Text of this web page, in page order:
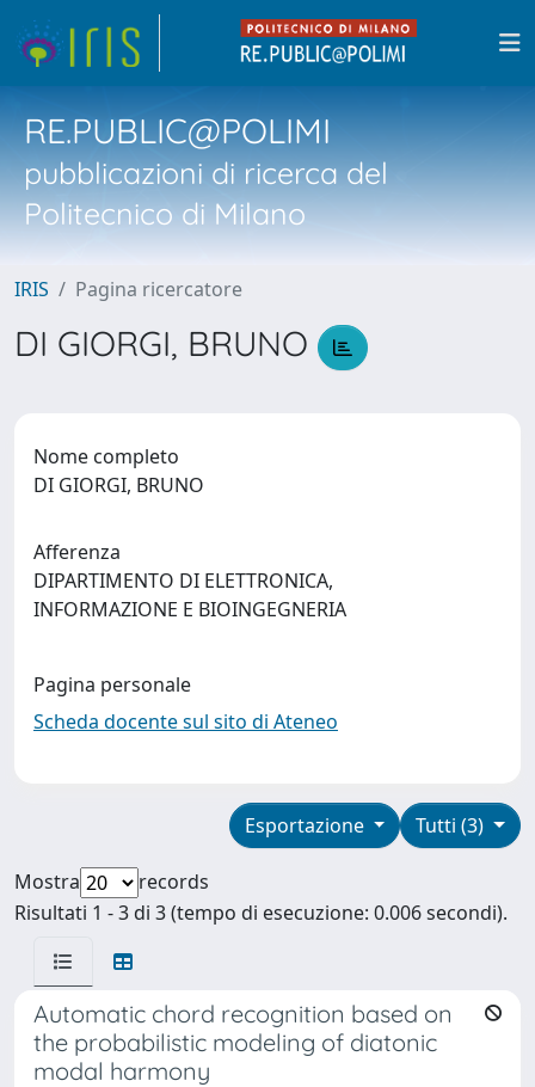
RE.PUBLIC@POLIMI
pubblicazioni di ricerca del
Politecnico di Milano
IRIS Pagina ricercatore
DI GIORGI, BRUNO
Nome completo
DI GIORGI, BRUNO
Afferenza
DIPARTIMENTO DI ELETTRONICA,
INFORMAZIONE E BIOINGEGNERIA
Pagina personale
Scheda docente sul sito di Ateneo
Tutti (3)
Esportazione
Mostra
records
Risultati 1 - 3 di 3 (tempo di esecuzione: 0.006 secondi).
Automatic chord recognition based on
the probabilistic modeling of diatonic
modal harmony